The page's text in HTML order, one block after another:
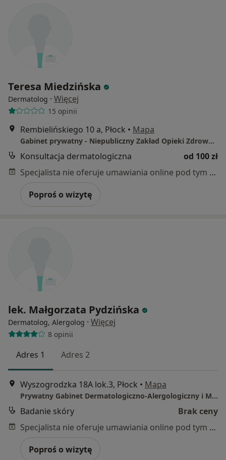
Teresa Miedzińska
Dermatolog · Więcej
15 opinii
Rembielińskiego 10 a, Płock • Mapa
Gabinet prywatny - Niepubliczny Zakład Opieki Zdrowotnej ZDROWIE-BJT Spółka z o.o.
Konsultacja dermatologiczna
od 100 zł
Specjalista nie oferuje umawiania online pod tym adresem.
Poproś o wizytę
lek. Małgorzata Pydzińska
Dermatolog, Alergolog · Więcej
8 opinii
Adres 1 Adres 2
Wyszogrodzka 18A lok.3, Płock • Mapa
Prywatny Gabinet Dermatologiczno-Alergologiczny i Medycyny Estetycznej
Badanie skóry
Brak ceny
Specjalista nie oferuje umawiania online pod tym adresem.
Poproś o wizytę